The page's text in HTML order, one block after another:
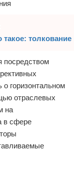
толкование
посредством
о горизонтальном
отраслевых
на
в сфере